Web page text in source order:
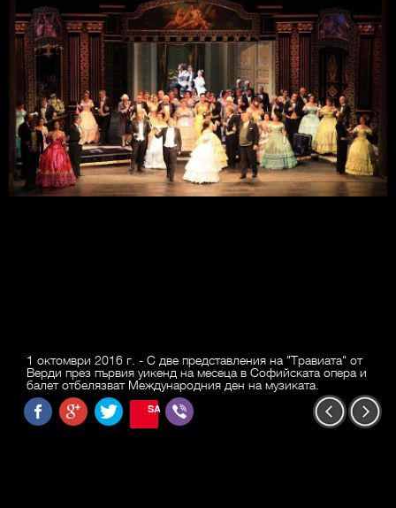
1 октомври 2016 г. - С две представления на "Травиата" от
Верди през първия уикенд на месеца в Софийската опера и
балет отбелязват Международния ден на музиката.
SAVE